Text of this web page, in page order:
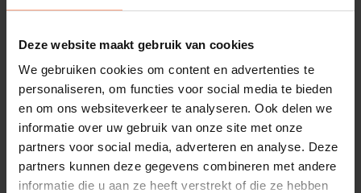
Deze website maakt gebruik van cookies
We gebruiken cookies om content en advertenties te
personaliseren, om functies voor social media te bieden
en om ons websiteverkeer te analyseren. Ook delen we
informatie over uw gebruik van onze site met onze
partners voor social media, adverteren en analyse. Deze
partners kunnen deze gegevens combineren met andere
informatie die u aan ze heeft verstrekt of die ze hebben
British Fires 870 | 3-kleppen | Chimney | Majestic
€8.294,- Configureer